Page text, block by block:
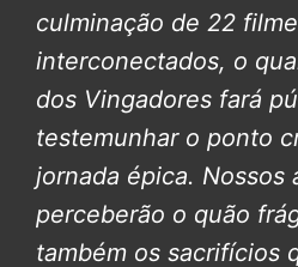
culminação de 22
interconectados, o
dos Vingadores fará
testemunhar o ponto
jornada épica. Nossos
perceberão o quão
também os sacrifícios